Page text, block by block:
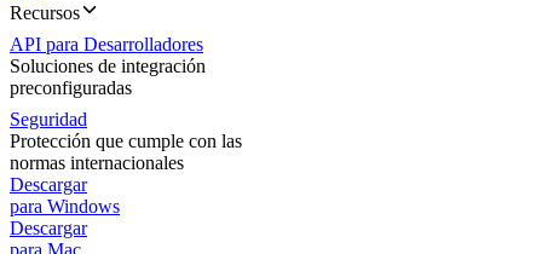
Recursos
API para Desarrolladores
Soluciones de integración
preconfiguradas
Seguridad
Protección que cumple con las
normas internacionales
Descargar
para Windows
Descargar
para Mac